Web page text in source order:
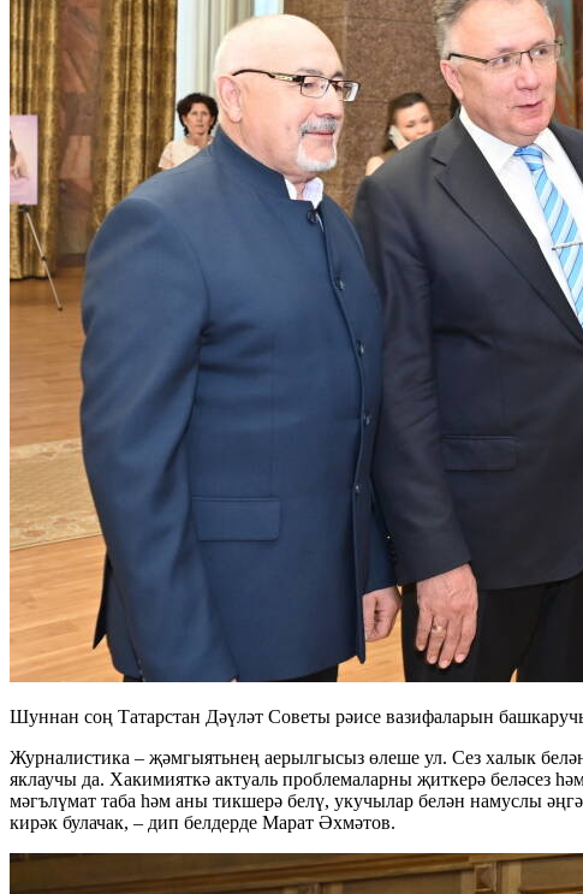
Шуннан соң Татарстан Дәүләт Советы рәисе вазифаларын
Журналистика – җәмгыятьнең аерылгысыз өлеше ул. Сез халык
яклаучы да. Хакимияткә актуаль проблемаларны җиткерә беләсез
мәгълүмат таба һәм аны тикшерә белү, укучылар белән намуслы
кирәк булачак, – дип белдерде Марат Әхмәтов.